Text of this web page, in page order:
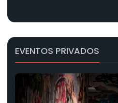
EVENTOS PRIVADOS